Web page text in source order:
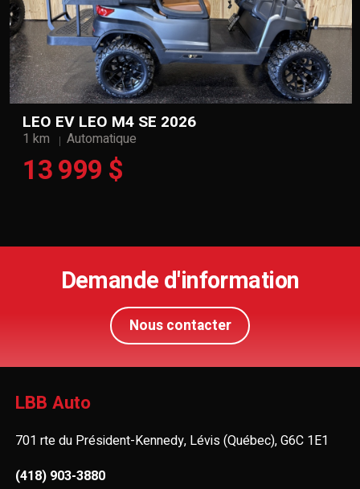
LEO EV LEO M4 SE 2026
1 km Automatique
13 999 $
Demande d'information
Nous contacter
LBB Auto
701 rte du Président-Kennedy, Lévis (Québec), G6C 1E1
(418) 903-3880